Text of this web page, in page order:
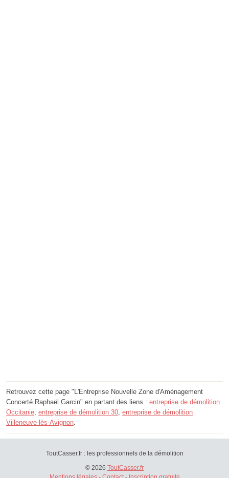
Retrouvez cette page "L'Entreprise Nouvelle Zone d'Aménagement
Concerté Raphaël Garcin" en partant des liens : entreprise de démolition
Occitanie, entreprise de démolition 30, entreprise de démolition
Villeneuve-lès-Avignon.
ToutCasser.fr : les professionnels de la démolition
© 2026 ToutCasser.fr